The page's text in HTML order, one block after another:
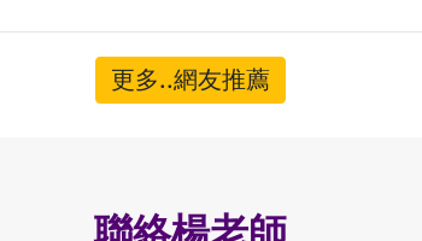
更多..網友推薦
聯絡楊老師